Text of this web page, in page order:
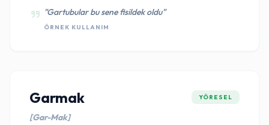
"Gartubular bu sene fisildek oldu"
ÖRNEK KULLANIM
Garmak
[Gar-Mak]
YÖRESEL